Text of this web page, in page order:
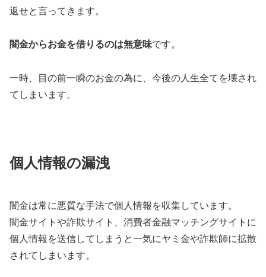
返せと言ってきます。
闇金からお金を借りるのは無意味です。
一時、目の前一瞬のお金の為に、今後の人生全てを壊され
てしまいます。
個人情報の漏洩
闇金は常に悪質な手法で個人情報を収集しています。
闇金サイトや詐欺サイト、消費者金融マッチングサイトに
個人情報を送信してしまうと一気にヤミ金や詐欺師に拡散
されてしまいます。